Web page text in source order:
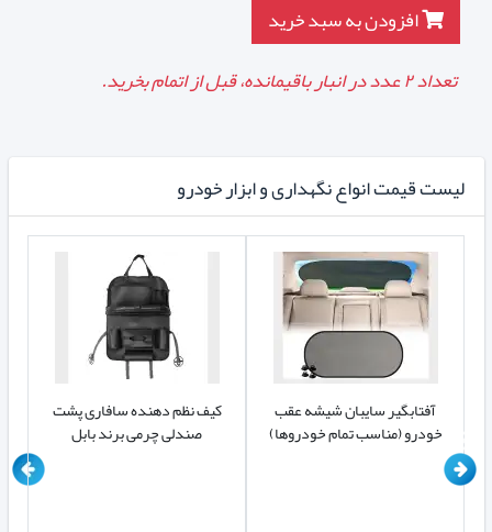
افزودن به سبد خرید
تعداد۲عدد در انبار باقیمانده، قبل از اتمام بخرید.
لیست قیمت انواع نگهداری و ابزار خودرو
کیف نظم دهنده سافاری پشت
صندلی چرمی برند بابل
آفتابگیر سایبان شیشه عقب
خودرو (مناسب تمام خودروها)